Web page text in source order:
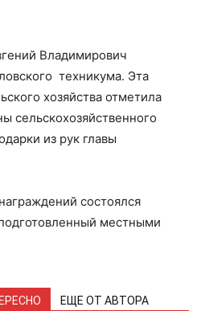
Владимирович
техникума. Эта
хозяйства отметила
сельскохозяйственного
из рук главы
состоялся
местными
ЕЩЕ ОТ АВТОРА